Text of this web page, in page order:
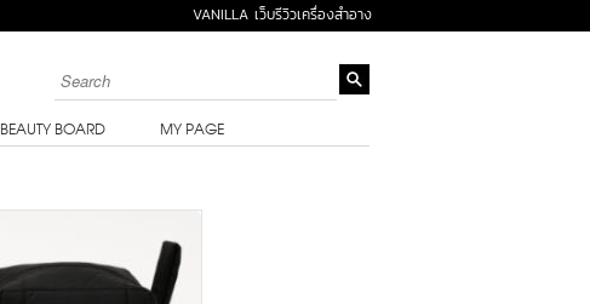
VANILLA เว็บรีวิวเครื่องสำอาง
BEAUTY BOARD MY PAGE